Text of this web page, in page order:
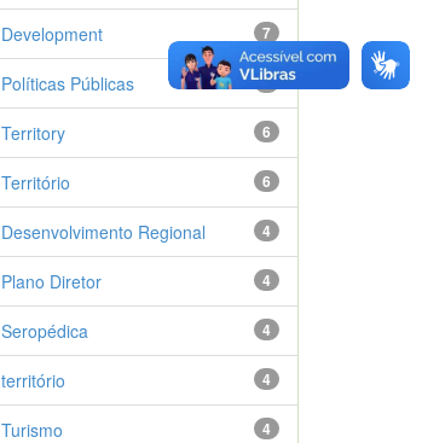
7
Development
6
Políticas Públicas
6
Territory
6
Território
4
Desenvolvimento Regional
4
Plano Diretor
4
Seropédica
4
território
4
Turismo